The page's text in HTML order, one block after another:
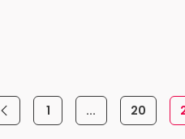
Página anterior
Página
1 ...PáginasPágina
20